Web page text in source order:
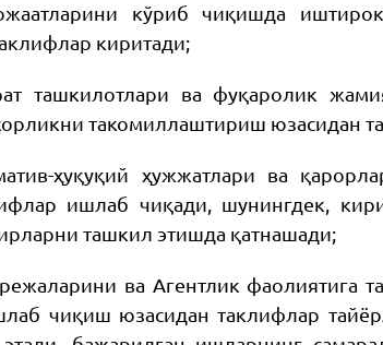
кўриб чиқишда
киритади;
ташкилотлари ва фуқаролик
такомиллаштириш юзасидан
ҳуқуқий ҳужжатлари ва
ишлаб чиқади, шунингдек,
ташкил этишда қатнашади;
ва Агентлик фаолиятига
чиқиш юзасидан таклифлар